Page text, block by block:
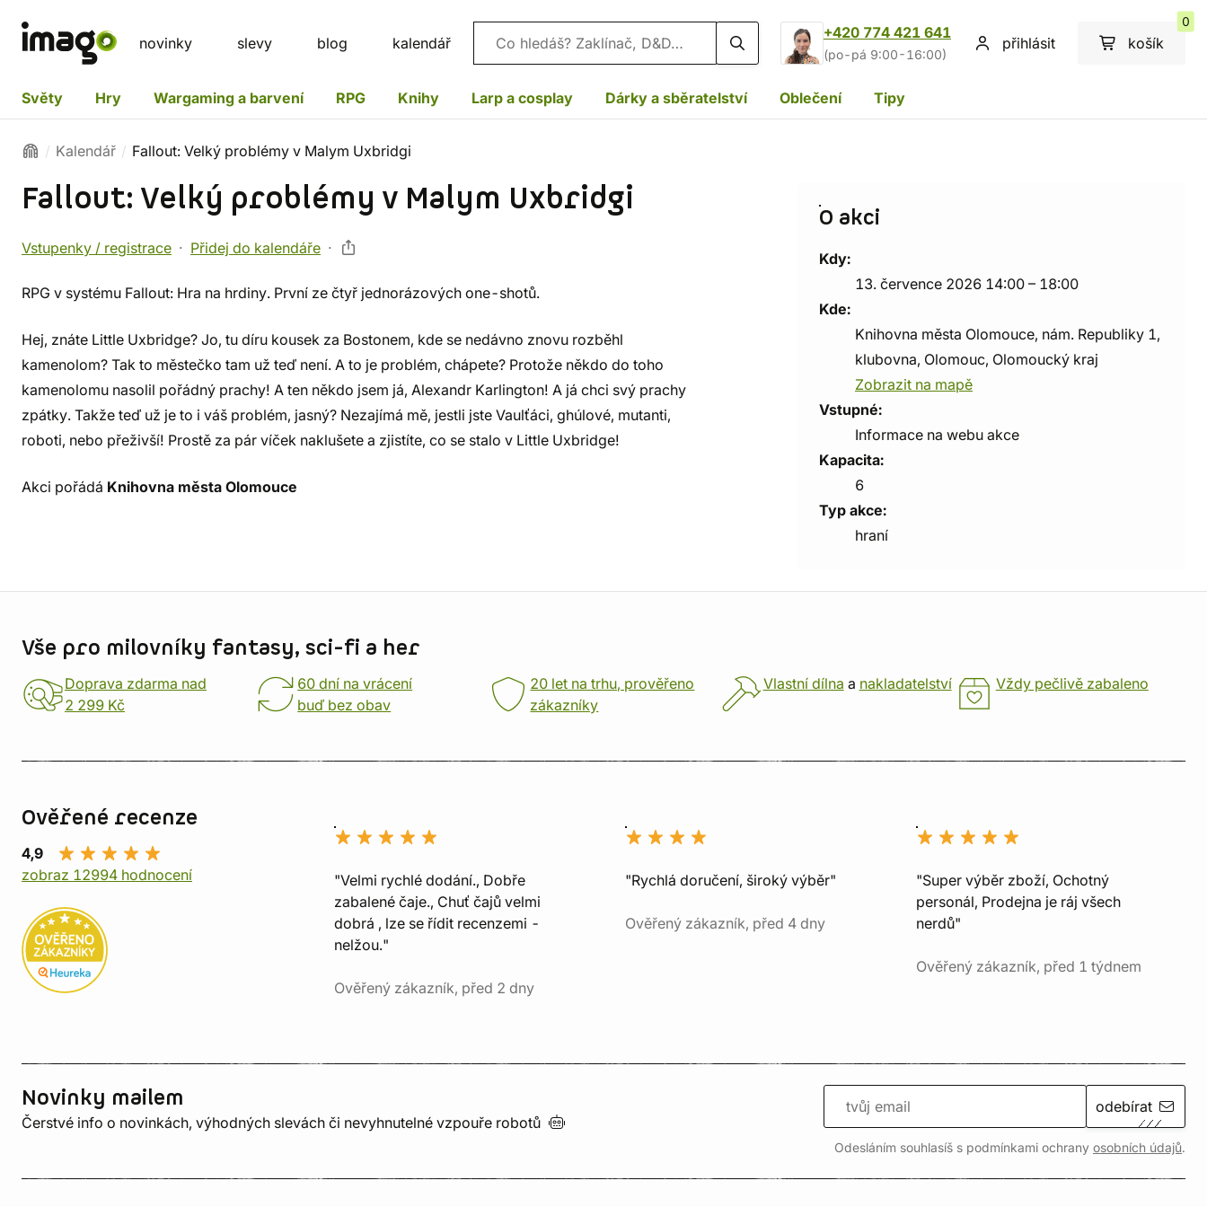
novinky slevy blog kalendář Vyhledávání
+420 774 421 641
(po-pá 9:00-16:00)
přihlásit košík
0
Světy Hry Wargaming a barvení RPG Knihy Larp a cosplay Dárky a sběratelství Oblečení Tipy
Kalendář Fallout: Velký problémy v Malym Uxbridgi
Fallout: Velký problémy v Malym Uxbridgi
Vstupenky / registrace Přidej do kalendáře
RPG v systému Fallout: Hra na hrdiny. První ze čtyř jednorázových one-shotů.
Hej, znáte Little Uxbridge? Jo, tu díru kousek za Bostonem, kde se nedávno znovu rozběhl
kamenolom? Tak to městečko tam už teď není. A to je problém, chápete? Protože někdo do toho
kamenolomu nasolil pořádný prachy! A ten někdo jsem já, Alexandr Karlington! A já chci svý prachy
zpátky. Takže teď už je to i váš problém, jasný? Nezajímá mě, jestli jste Vaulťáci, ghúlové, mutanti,
roboti, nebo přeživší! Prostě za pár víček naklušete a zjistíte, co se stalo v Little Uxbridge!
Akci pořádá Knihovna města Olomouce
O akci
Kdy:
13. července 2026 14:00 – 18:00
Kde:
Knihovna města Olomouce, nám. Republiky 1,
klubovna, Olomouc, Olomoucký kraj
Zobrazit na mapě
Vstupné:
Informace na webu akce
Kapacita:
6
Typ akce:
hraní
Vše pro milovníky fantasy, sci-fi a her
Doprava zdarma nad
2 299 Kč
60 dní na vrácení
buď bez obav
20 let na trhu, prověřeno
zákazníky
Vlastní dílna a nakladatelství Vždy pečlivě zabaleno
Ověřené recenze
4,9
zobraz 12994 hodnocení
"Velmi rychlé dodání., Dobře
zabalené čaje., Chuť čajů velmi
dobrá , lze se řídit recenzemi -
nelžou."
Ověřený zákazník, před 2 dny
"Rychlá doručení, široký výběr"
Ověřený zákazník, před 4 dny
"Super výběr zboží, Ochotný
personál, Prodejna je ráj všech
nerdů"
Ověřený zákazník, před 1 týdnem
Novinky mailem
Čerstvé info o novinkách, výhodných slevách či nevyhnutelné vzpouře robotů
odebírat
Odesláním souhlasíš s podmínkami ochrany osobních údajů.